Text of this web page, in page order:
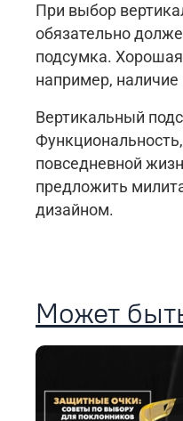
При выбор
обязательно
подсумка.
например, наличие
Вертикальный
повседневной
предложить
дизайном.
Может